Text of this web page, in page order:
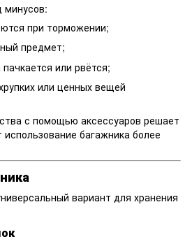
минусов:
при торможении;
предмет;
или рвётся;
или ценных вещей
с помощью аксессуаров решает
багажника более
вариант для хранения